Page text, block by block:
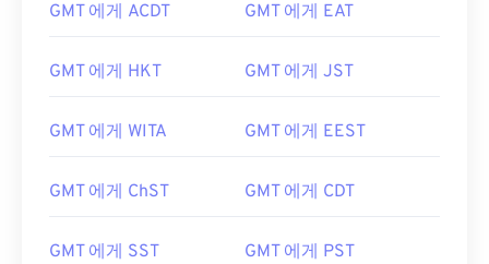
GMT 에게 ACDT GMT 에게 EAT
GMT 에게 HKT GMT 에게 JST
GMT 에게 WITA GMT 에게 EEST
GMT 에게 ChST GMT 에게 CDT
GMT 에게 SST GMT 에게 PST